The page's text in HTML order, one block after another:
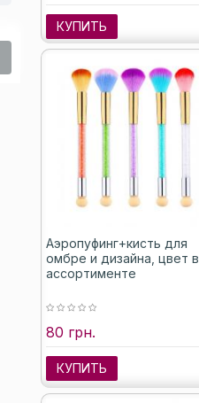
КУПИТЬ
Аэропуфинг+кисть для
омбре и дизайна, цвет в
ассортименте
80 грн.
КУПИТЬ